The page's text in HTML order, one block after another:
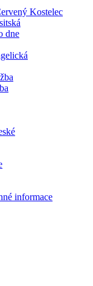
Kostelec
dne
informace